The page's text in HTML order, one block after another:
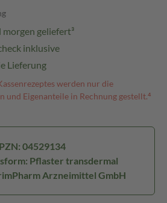
geliefert³
inklusive
Lieferung
werden nur die
und Eigenanteile in Rechnung gestellt.⁴
PZN: 04529134
Pflaster transdermal
Arzneimittel GmbH